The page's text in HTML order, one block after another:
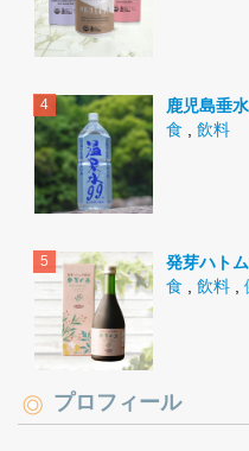
鹿児島垂
食
飲料
発芽ハト
食
飲料
プロフィール